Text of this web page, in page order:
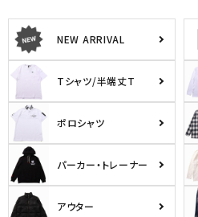
NEW ARRIVAL
Tシャツ/半端丈T
ポロシャツ
パーカー・トレーナー
アウター